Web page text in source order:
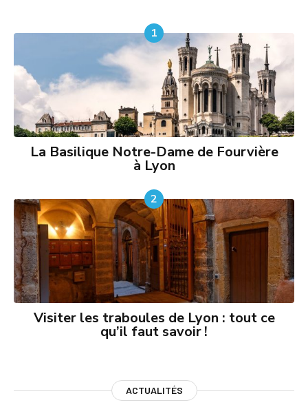
1
La Basilique Notre-Dame de Fourvière
à Lyon
2
Visiter les traboules de Lyon : tout ce
qu’il faut savoir !
ACTUALITÉS